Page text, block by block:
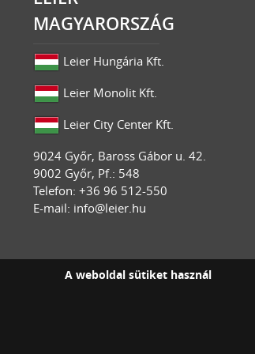
MAGYARORSZÁG
Leier Hungária Kft.
Leier Monolit Kft.
Leier City Center Kft.
9024 Győr, Baross Gábor u. 42.
9002 Győr, Pf.: 548
Telefon: +36 96 512-550
E-mail: info@leier.hu
A weboldal sütiket használ